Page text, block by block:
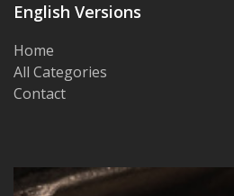
English Versions
Home
All Categories
Contact